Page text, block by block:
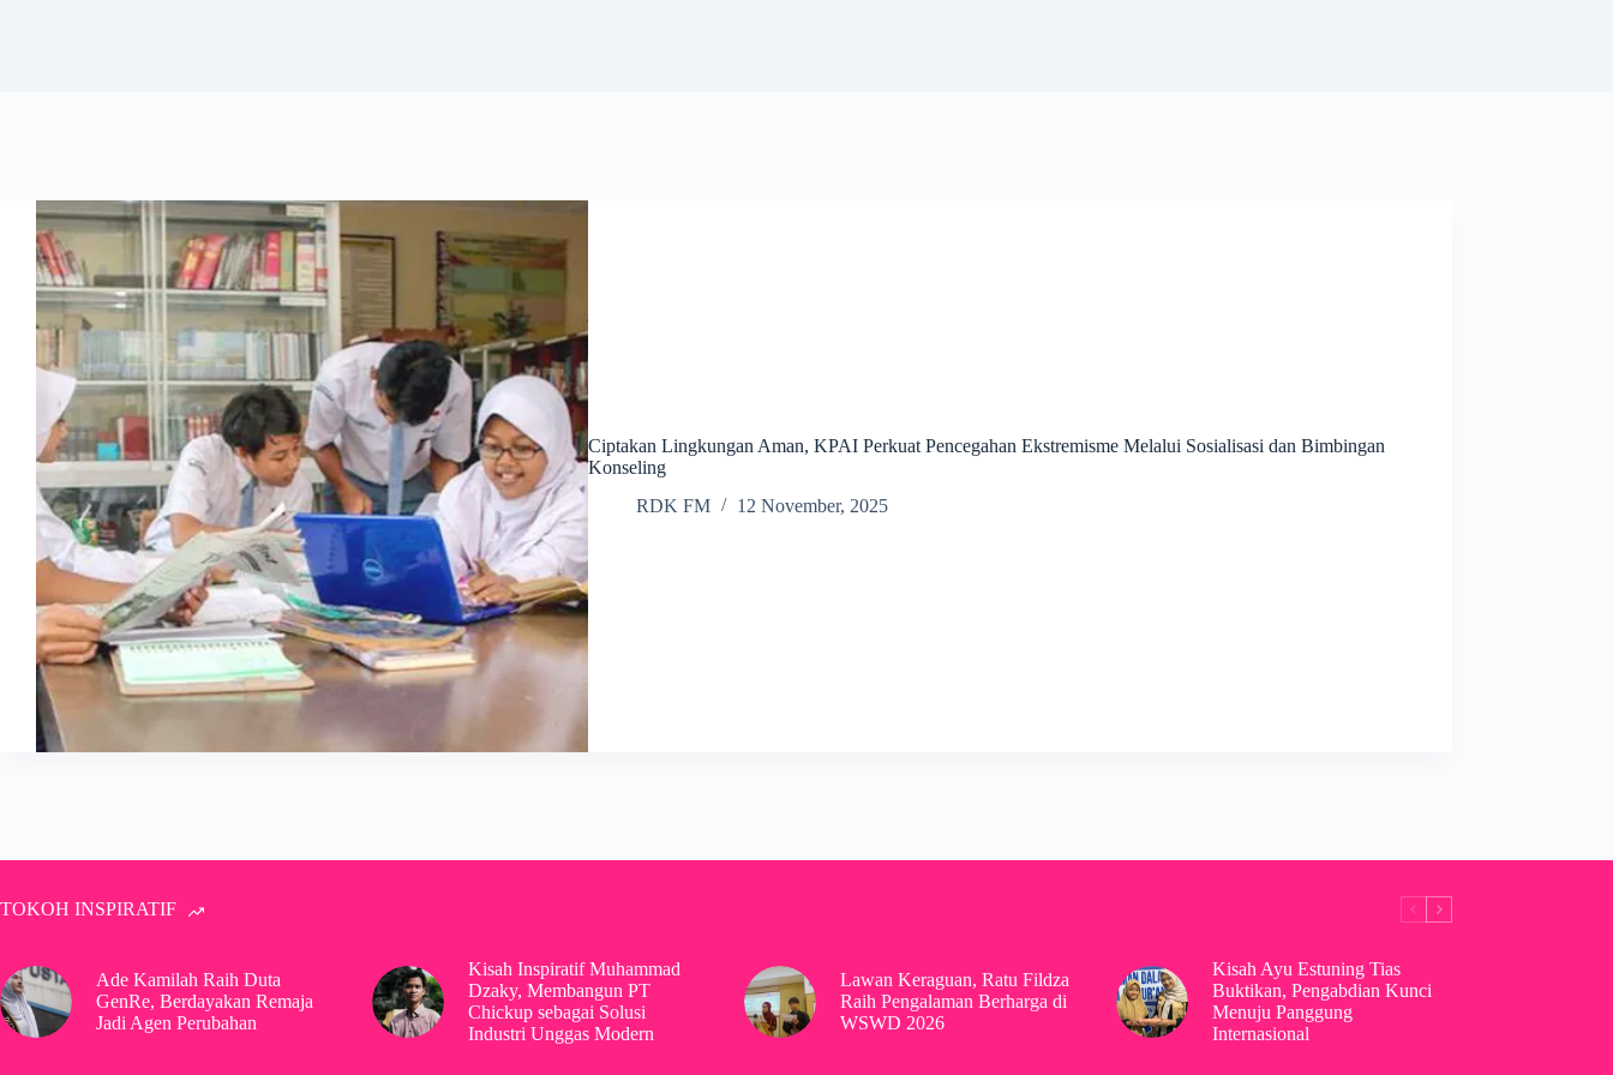
Ciptakan Lingkungan Aman, KPAI Perkuat Pencegahan Ekstremisme Melalui Sosialisasi dan Bimbingan
Konseling
RDK FM
12 November, 2025
TOKOH INSPIRATIF
Ade Kamilah Raih Duta
GenRe, Berdayakan Remaja
Jadi Agen Perubahan
Kisah Inspiratif Muhammad
Dzaky, Membangun PT
Chickup sebagai Solusi
Industri Unggas Modern
Lawan Keraguan, Ratu Fildza
Raih Pengalaman Berharga di
WSWD 2026
Kisah Ayu Estuning Tias
Buktikan, Pengabdian Kunci
Menuju Panggung
Internasional